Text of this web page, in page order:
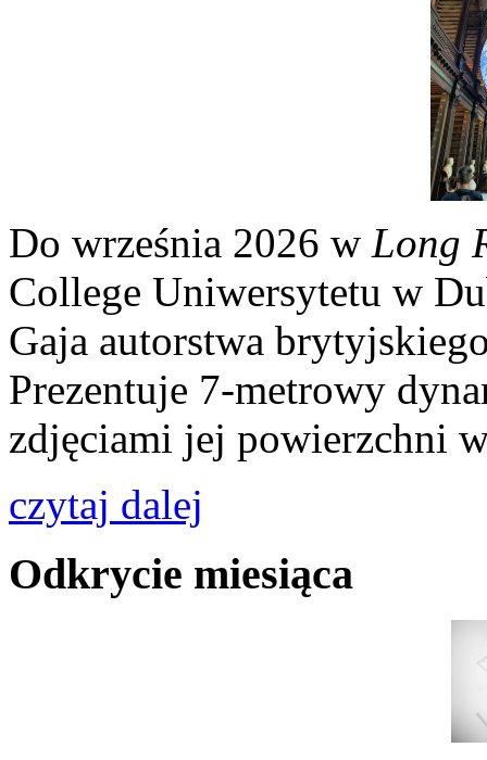
Do września 2026 w Long
College Uniwersytetu w
Gaja autorstwa
Prezentuje 7-metrowy
zdjęciami jej powierzchni
czytaj dalej
Odkrycie miesiąca